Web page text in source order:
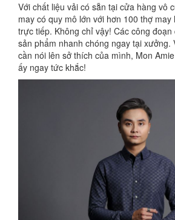
Với chất liệu vải có sẵn tại cửa hàng vô
may có quy mô lớn với hơn 100 thợ
trực tiếp. Không chỉ vậy! Các công đoạn
sản phẩm nhanh chóng ngay tại xưởng.
cần nói lên sở thích của mình, Mon
ấy ngay tức khắc!